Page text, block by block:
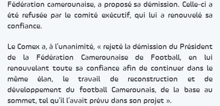
Fédération camerounaise, a proposé sa démission. Celle-ci a
été refusée par le comité exécutif, qui lui a renouvelé sa
confiance.
Le Comex a, à l’unanimité, « rejeté la démission du Président
de la Fédération Camerounaise de Football, en lui
renouvelant toute sa confiance afin de continuer dans le
même élan, le travail de reconstruction et de
développement du football Camerounais, de la base au
sommet, tel qu’il l’avait prévu dans son projet ».